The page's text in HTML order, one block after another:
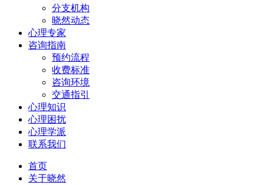
分支机构
晓然动态
心理专家
咨询指南
预约流程
收费标准
咨询环境
交通指引
心理知识
心理困扰
心理学派
联系我们
首页
关于晓然